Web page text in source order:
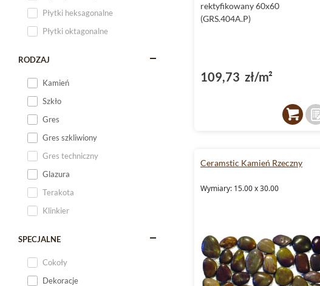
Płytki heksagonalne
Płytki oktagonalne
RODZAJ
Kamień
Szkło
Gres
Gres szkliwiony
Gres techniczny
Glazura
Terakota
Klinkier
SPECJALNE
Cokoły
Dekoracje
rektyfikowany 60x60
(GRS.404A.P)
109,73 zł/m²
Ceramstic Kamień Rzeczny
Wymiary: 15.00 x 30.00